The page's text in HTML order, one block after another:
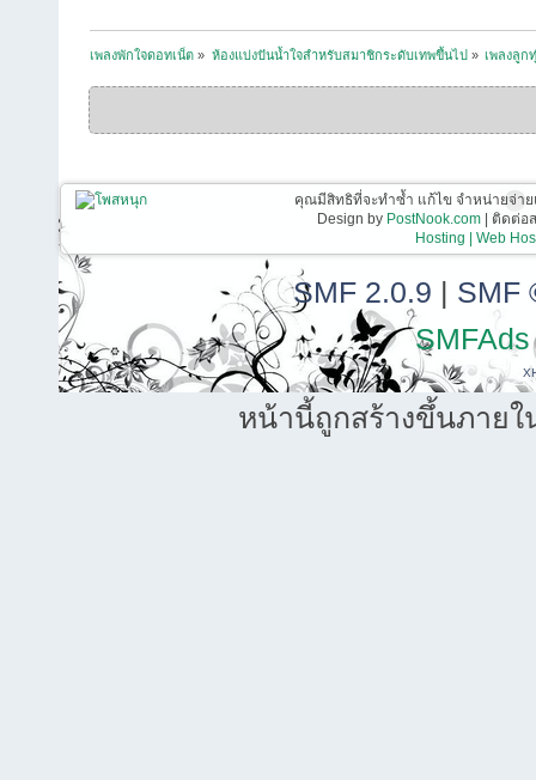
เพลงพักใจดอทเน็ต » ห้องแบ่งปันน้ำใจสำหรับสมาชิกระดับเทพขึ้นไป » เพลงลูก
คุณมีสิทธิที่จะทำซ้ำ แก้ไข จำหน่ายจ่า
Design by PostNook.com| ติดต่อส
Hosting | Web
SMF 2.0.9 | SMF
SMFAds
หน้านี้ถูกสร้างขึ้นภายใ